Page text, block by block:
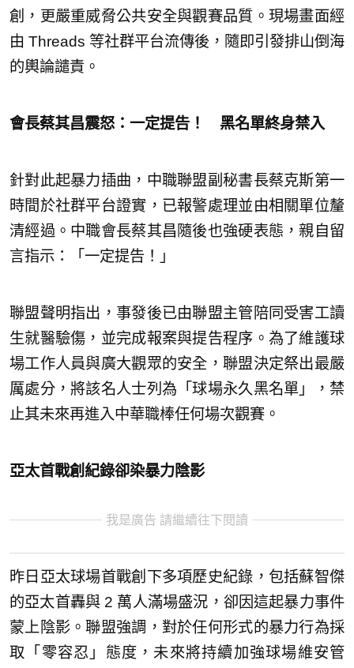
創，更嚴重威脅公共安全與觀賽品質。現場畫面經
由 Threads 等社群平台流傳後，隨即引發排山倒海
的輿論譴責。
會長蔡其昌震怒：一定提告！ 黑名單終身禁入
針對此起暴力插曲，中職聯盟副秘書長蔡克斯第一
時間於社群平台證實，已報警處理並由相關單位釐
清經過。中職會長蔡其昌隨後也強硬表態，親自留
言指示：「一定提告！」
聯盟聲明指出，事發後已由聯盟主管陪同受害工讀
生就醫驗傷，並完成報案與提告程序。為了維護球
場工作人員與廣大觀眾的安全，聯盟決定祭出最嚴
厲處分，將該名人士列為「球場永久黑名單」，禁
止其未來再進入中華職棒任何場次觀賽。
亞太首戰創紀錄卻染暴力陰影
我是廣告 請繼續往下閱讀
昨日亞太球場首戰創下多項歷史紀錄，包括蘇智傑
的亞太首轟與 2 萬人滿場盛況，卻因這起暴力事件
蒙上陰影。聯盟強調，對於任何形式的暴力行為採
取「零容忍」態度，未來將持續加強球場維安管